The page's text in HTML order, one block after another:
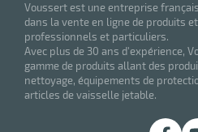
Voussert est une entreprise
dans la vente en ligne de produits
professionnels et particuliers.
Avec plus de 30 ans d'expérience,
gamme de produits allant des
nettoyage, équipements de
articles de vaisselle jetable.